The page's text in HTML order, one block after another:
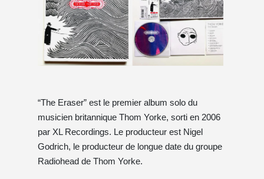
“The Eraser” est le premier album solo du
musicien britannique Thom Yorke, sorti en 2006
par XL Recordings. Le producteur est Nigel
Godrich, le producteur de longue date du groupe
Radiohead de Thom Yorke.